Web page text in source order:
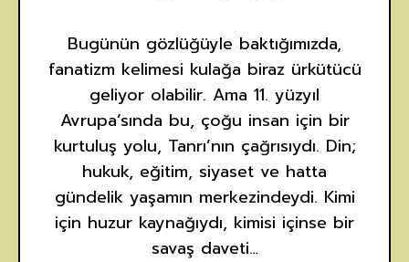
Bugünün gözlüğüyle baktığımızda,
fanatizm kelimesi kulağa biraz ürkütücü
geliyor olabilir. Ama 11. yüzyıl
Avrupa’sında bu, çoğu insan için bir
kurtuluş yolu, Tanrı’nın çağrısıydı. Din;
hukuk, eğitim, siyaset ve hatta
gündelik yaşamın merkezindeydi. Kimi
için huzur kaynağıydı, kimisi içinse bir
savaş daveti…